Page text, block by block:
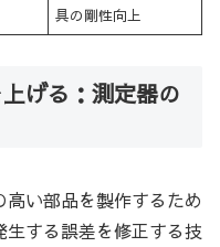
具の剛性向上
げる：測定器の
い部品を製作するため
する誤差を修正する技